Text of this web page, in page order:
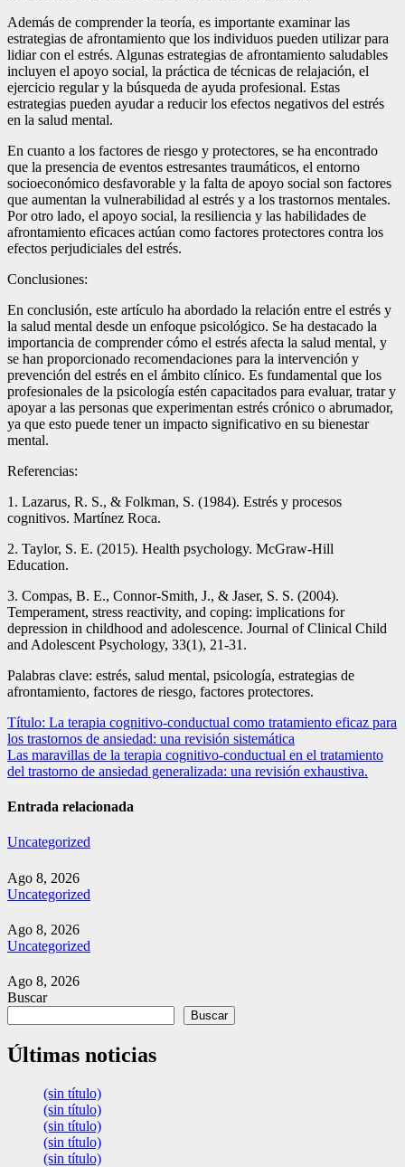
Además de comprender la teoría, es importante examinar las
estrategias de afrontamiento que los individuos pueden utilizar para
lidiar con el estrés. Algunas estrategias de afrontamiento saludables
incluyen el apoyo social, la práctica de técnicas de relajación, el
ejercicio regular y la búsqueda de ayuda profesional. Estas
estrategias pueden ayudar a reducir los efectos negativos del estrés
en la salud mental.
En cuanto a los factores de riesgo y protectores, se ha encontrado
que la presencia de eventos estresantes traumáticos, el entorno
socioeconómico desfavorable y la falta de apoyo social son factores
que aumentan la vulnerabilidad al estrés y a los trastornos mentales.
Por otro lado, el apoyo social, la resiliencia y las habilidades de
afrontamiento eficaces actúan como factores protectores contra los
efectos perjudiciales del estrés.
Conclusiones:
En conclusión, este artículo ha abordado la relación entre el estrés y
la salud mental desde un enfoque psicológico. Se ha destacado la
importancia de comprender cómo el estrés afecta la salud mental, y
se han proporcionado recomendaciones para la intervención y
prevención del estrés en el ámbito clínico. Es fundamental que los
profesionales de la psicología estén capacitados para evaluar, tratar y
apoyar a las personas que experimentan estrés crónico o abrumador,
ya que esto puede tener un impacto significativo en su bienestar
mental.
Referencias:
1. Lazarus, R. S., & Folkman, S. (1984). Estrés y procesos
cognitivos. Martínez Roca.
2. Taylor, S. E. (2015). Health psychology. McGraw-Hill
Education.
3. Compas, B. E., Connor-Smith, J., & Jaser, S. S. (2004).
Temperament, stress reactivity, and coping: implications for
depression in childhood and adolescence. Journal of Clinical Child
and Adolescent Psychology, 33(1), 21-31.
Palabras clave: estrés, salud mental, psicología, estrategias de
afrontamiento, factores de riesgo, factores protectores.
Navegación
de
entradas
Título: La terapia cognitivo-conductual como tratamiento eficaz para
los trastornos de ansiedad: una revisión sistemática
Las maravillas de la terapia cognitivo-conductual en el tratamiento
del trastorno de ansiedad generalizada: una revisión exhaustiva.
Entrada relacionada
Uncategorized
Ago 8, 2026
Uncategorized
Ago 8, 2026
Uncategorized
Ago 8, 2026
Buscar
Buscar
Últimas noticias
(sin título)
(sin título)
(sin título)
(sin título)
(sin título)